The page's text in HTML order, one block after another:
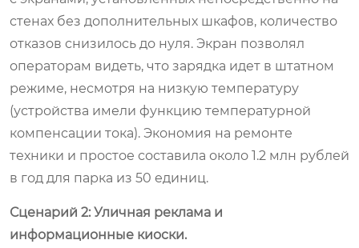
стенах без дополнительных шкафов, количество
отказов снизилось до нуля. Экран позволял
операторам видеть, что зарядка идет в штатном
режиме, несмотря на низкую температуру
(устройства имели функцию температурной
компенсации тока). Экономия на ремонте
техники и простое составила около 1.2 млн рублей
в год для парка из 50 единиц.
Сценарий 2: Уличная реклама и
информационные киоски.